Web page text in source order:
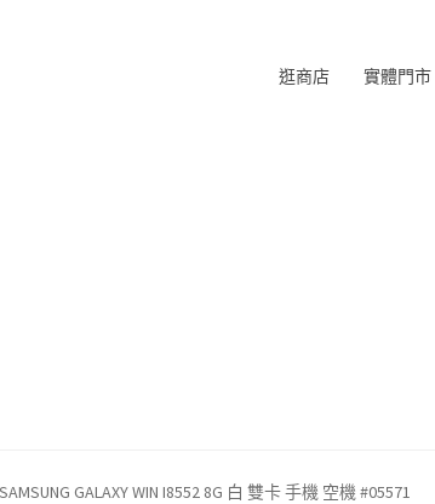
逛商店 實體門市
GALAXY WIN I8552 8G 白 雙卡 手機 空機 #05571